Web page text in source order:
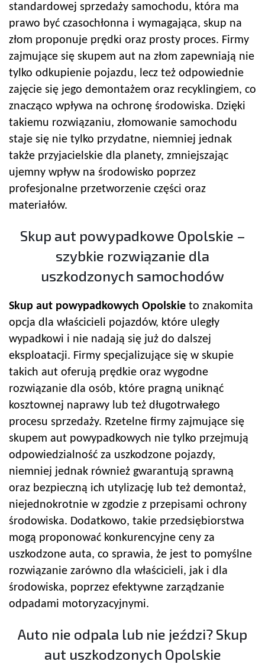
standardowej sprzedaży samochodu, która ma
prawo być czasochłonna i wymagająca, skup na
złom proponuje prędki oraz prosty proces. Firmy
zajmujące się skupem aut na złom zapewniają nie
tylko odkupienie pojazdu, lecz też odpowiednie
zajęcie się jego demontażem oraz recyklingiem, co
znacząco wpływa na ochronę środowiska. Dzięki
takiemu rozwiązaniu, złomowanie samochodu
staje się nie tylko przydatne, niemniej jednak
także przyjacielskie dla planety, zmniejszając
ujemny wpływ na środowisko poprzez
profesjonalne przetworzenie części oraz
materiałów.
Skup aut powypadkowe Opolskie –
szybkie rozwiązanie dla
uszkodzonych samochodów
Skup aut powypadkowych Opolskie to znakomita
opcja dla właścicieli pojazdów, które uległy
wypadkowi i nie nadają się już do dalszej
eksploatacji. Firmy specjalizujące się w skupie
takich aut oferują prędkie oraz wygodne
rozwiązanie dla osób, które pragną uniknąć
kosztownej naprawy lub też długotrwałego
procesu sprzedaży. Rzetelne firmy zajmujące się
skupem aut powypadkowych nie tylko przejmują
odpowiedzialność za uszkodzone pojazdy,
niemniej jednak również gwarantują sprawną
oraz bezpieczną ich utylizację lub też demontaż,
niejednokrotnie w zgodzie z przepisami ochrony
środowiska. Dodatkowo, takie przedsiębiorstwa
mogą proponować konkurencyjne ceny za
uszkodzone auta, co sprawia, że jest to pomyślne
rozwiązanie zarówno dla właścicieli, jak i dla
środowiska, poprzez efektywne zarządzanie
odpadami motoryzacyjnymi.
Auto nie odpala lub nie jeździ? Skup
aut uszkodzonych Opolskie